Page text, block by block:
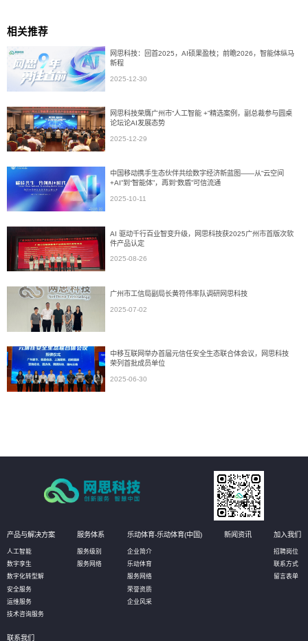
相关推荐
网思科技：回首2025，AI硕果盈枝；前瞻2026，智能体纵马
新程
2025-12-30
网思科技荣膺广州市“人工智能 +”精选案例，副总裁参与圆桌
论坛论AI发展态势
2025-12-29
中国移动携手生态伙伴共绘数字经济新蓝图——从“云空间
+AI”到“智能体”，再到“数盾”可信流通
2025-10-11
AI 驱动千行百业智变升级，网思科技获2025广州市首版次软
件产品认定
2025-08-26
广州市工信局副局长黄符伟率队调研网思科技
2025-07-02
中移互联网举办首届元信任安全生态联合体会议，网思科技
荣列首批成员单位
2025-06-30
产品与解决方案
人工智能
数字孪生
数字化转型解
安全服务
运维服务
技术咨询服务
服务体系
服务级别
服务网络
乐动体育-乐动体育(中国)
企业简介
乐动体育
服务网络
荣誉资质
企业风采
新闻资讯 加入我们
招聘岗位
联系方式
留言表单
联系我们